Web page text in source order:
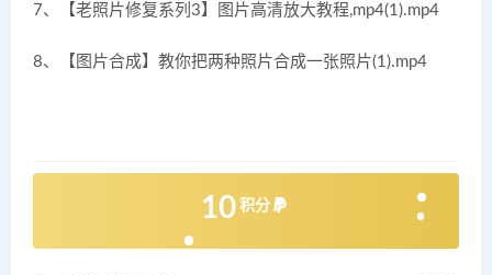
7、【老照片修复系列3】图片高清放大教程,mp4(1).mp4
8、【图片合成】教你把两种照片合成一张照片(1).mp4
10 积分